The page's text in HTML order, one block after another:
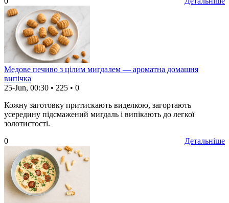
Медове печиво з цілим мигдалем — ароматна домашня
випічка
25-Jun, 00:30 • 225 • 0
Кожну заготовку притискають виделкою, загортають
усередину підсмажений мигдаль і випікають до легкої
золотистості.
Детальніше
0